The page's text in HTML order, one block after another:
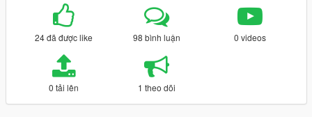
24 đã được like 98 bình luận 0 videos
0 tải lên 1 theo dõi